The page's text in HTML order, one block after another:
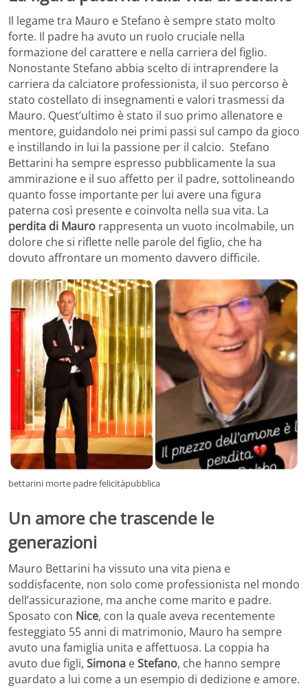
Il legame tra Mauro e Stefano è sempre stato molto
forte. Il padre ha avuto un ruolo cruciale nella
formazione del carattere e nella carriera del figlio.
Nonostante Stefano abbia scelto di intraprendere la
carriera da calciatore professionista, il suo percorso è
stato costellato di insegnamenti e valori trasmessi da
Mauro. Quest’ultimo è stato il suo primo allenatore e
mentore, guidandolo nei primi passi sul campo da gioco
e instillando in lui la passione per il calcio. Stefano
Bettarini ha sempre espresso pubblicamente la sua
ammirazione e il suo affetto per il padre, sottolineando
quanto fosse importante per lui avere una figura
paterna così presente e coinvolta nella sua vita. La
perdita di Mauro rappresenta un vuoto incolmabile, un
dolore che si riflette nelle parole del figlio, che ha
dovuto affrontare un momento davvero difficile.
bettarini morte padre felicitàpubblica
Un amore che trascende le
generazioni
Mauro Bettarini ha vissuto una vita piena e
soddisfacente, non solo come professionista nel mondo
dell’assicurazione, ma anche come marito e padre.
Sposato con Nice, con la quale aveva recentemente
festeggiato 55 anni di matrimonio, Mauro ha sempre
avuto una famiglia unita e affettuosa. La coppia ha
avuto due figli, Simona eStefano, che hanno sempre
guardato a lui come a un esempio di dedizione e amore.